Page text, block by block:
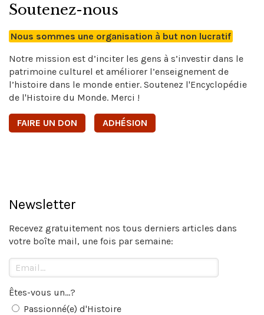
Soutenez-nous
Nous sommes une organisation à but non lucratif
Notre mission est d’inciter les gens à s’investir dans le
patrimoine culturel et améliorer l’enseignement de
l’histoire dans le monde entier. Soutenez l'Encyclopédie
de l'Histoire du Monde. Merci !
FAIRE UN DON ADHÉSION
Newsletter
Recevez gratuitement nos tous derniers articles dans
votre boîte mail, une fois par semaine:
Êtes-vous un...?
Passionné(e) d'Histoire